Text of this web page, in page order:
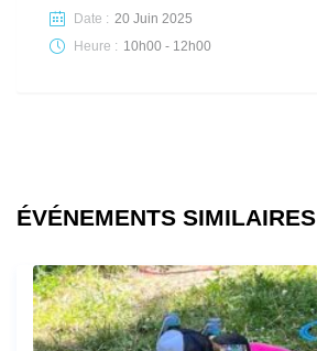
Date : 20 Juin 2025
Heure : 10h00 - 12h00
ÉVÉNEMENTS SIMILAIRES